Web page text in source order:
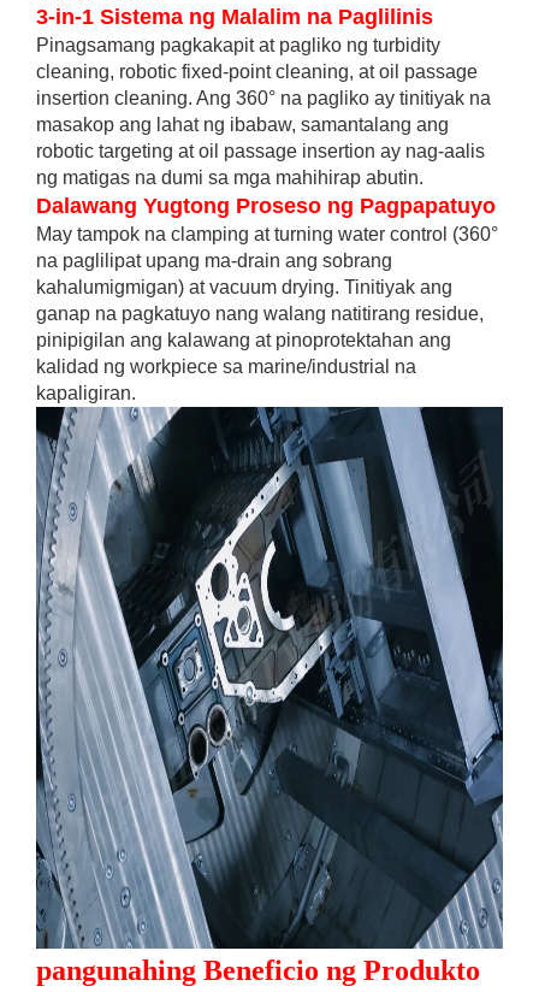
3-in-1 Sistema ng Malalim na Paglilinis
Pinagsamang pagkakapit at pagliko ng turbidity
cleaning, robotic fixed-point cleaning, at oil passage
insertion cleaning. Ang 360° na pagliko ay tinitiyak na
masakop ang lahat ng ibabaw, samantalang ang
robotic targeting at oil passage insertion ay nag-aalis
ng matigas na dumi sa mga mahihirap abutin.
Dalawang Yugtong Proseso ng Pagpapatuyo
May tampok na clamping at turning water control (360°
na paglilipat upang ma-drain ang sobrang
kahalumigmigan) at vacuum drying. Tinitiyak ang
ganap na pagkatuyo nang walang natitirang residue,
pinipigilan ang kalawang at pinoprotektahan ang
kalidad ng workpiece sa marine/industrial na
kapaligiran.
pangunahing Beneficio ng Produkto